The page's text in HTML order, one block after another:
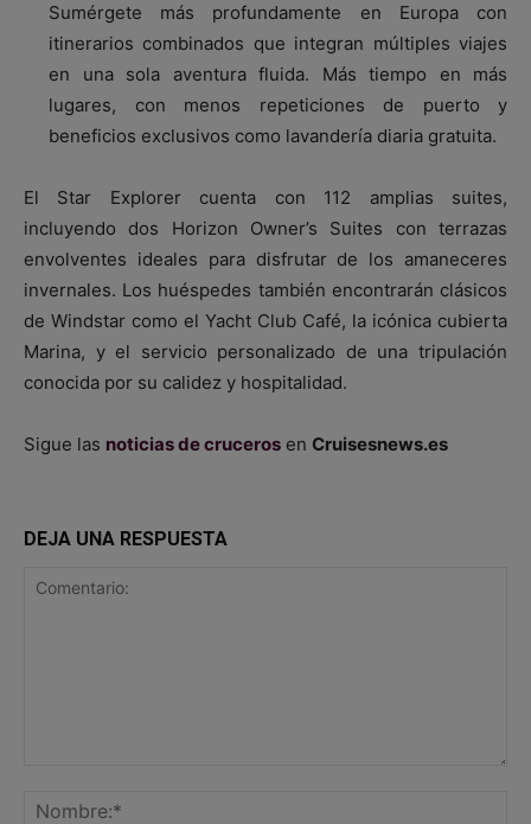
Sumérgete más profundamente en Europa con
itinerarios combinados que integran múltiples viajes
en una sola aventura fluida. Más tiempo en más
lugares, con menos repeticiones de puerto y
beneficios exclusivos como lavandería diaria gratuita.
El Star Explorer cuenta con 112 amplias suites,
incluyendo dos Horizon Owner’s Suites con terrazas
envolventes ideales para disfrutar de los amaneceres
invernales. Los huéspedes también encontrarán clásicos
de Windstar como el Yacht Club Café, la icónica cubierta
Marina, y el servicio personalizado de una tripulación
conocida por su calidez y hospitalidad.
Sigue las noticias de cruceros en Cruisesnews.es
DEJA UNA RESPUESTA